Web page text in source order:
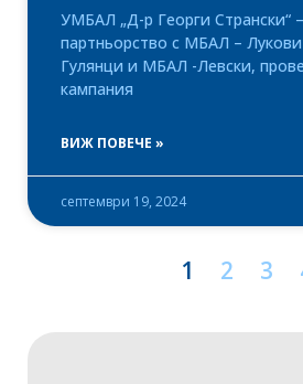
УМБАЛ „Д-р Георги Странски“
партньорство с МБАЛ –
Гулянци и МБАЛ -Левски,
кампания
ВИЖ ПОВЕЧЕ »
септември 19, 2024
1 2 3